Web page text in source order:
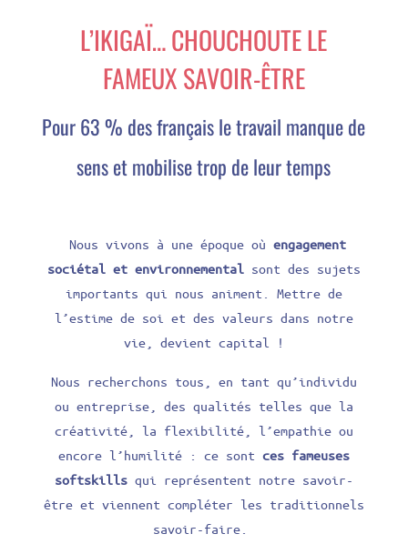
L’IKIGAÏ… CHOUCHOUTE LE
FAMEUX SAVOIR-ÊTRE
Pour 63 % des français le travail manque de
sens et mobilise trop de leur temps
Nous vivons à une époque où engagement
sociétal et environnementalsont des sujets
importants qui nous animent. Mettre de
l’estime de soi et des valeurs dans notre
vie, devient capital !
Nous recherchons tous, en tant qu’individu
ou entreprise, des qualités telles que la
créativité, la flexibilité, l’empathie ou
encore l’humilité : ce sont ces fameuses
softskillsqui représentent notre savoir-
être et viennent compléter les traditionnels
savoir-faire.